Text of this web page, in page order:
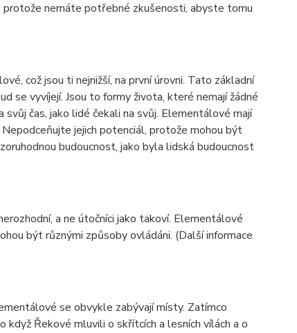
nemáte potřebné zkušenosti, abyste tomu
což jsou ti nejnižší, na první úrovni. Tato základní
se vyvíjejí. Jsou to formy života, které nemají žádné
čas, jako lidé čekali na svůj. Elementálové mají
jejich potenciál, protože mohou být
budoucnost, jako byla lidská budoucnost
a ne útočníci jako takoví. Elementálové
být různými způsoby ovládáni. (Další informace
se obvykle zabývají místy. Zatímco
Řekové mluvili o skřítcích a lesních vílách a o